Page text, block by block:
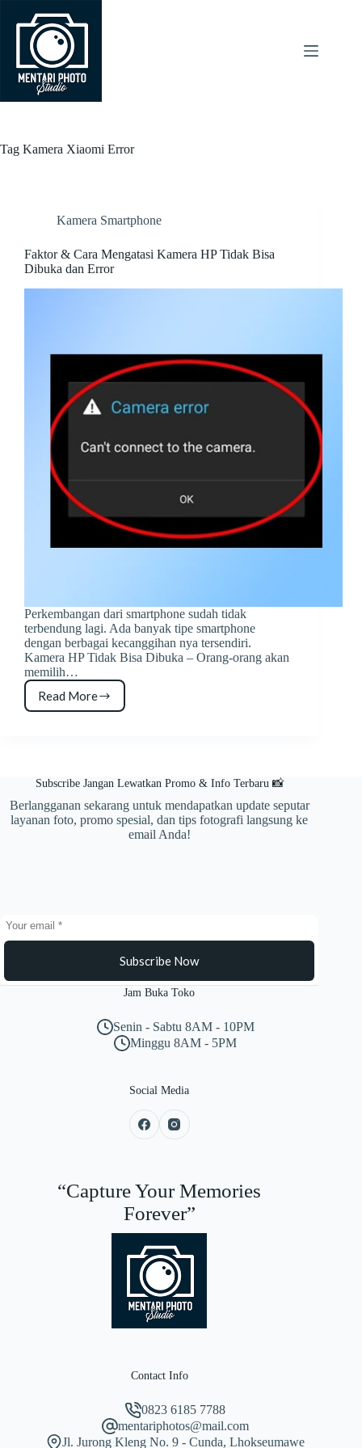
content
Tag Kamera Xiaomi Error
Kamera Smartphone
Faktor & Cara Mengatasi Kamera HP Tidak Bisa
Dibuka dan Error
Perkembangan dari smartphone sudah tidak
terbendung lagi. Ada banyak tipe smartphone
dengan berbagai kecanggihan nya tersendiri.
Kamera HP Tidak Bisa Dibuka – Orang-orang akan
memilih…
Read More
Faktor
&
Tidak
Bisa
Dibuka
Subscribe Jangan Lewatkan Promo & Info Terbaru 📸
Berlangganan sekarang untuk mendapatkan update seputar
layanan foto, promo spesial, dan tips fotografi langsung ke
email Anda!
Subscribe Now
Jam Buka Toko
Senin - Sabtu 8AM - 10PM
Minggu 8AM - 5PM
Social Media
“Capture Your Memories
Forever”
Contact Info
0823 6185 7788
mentariphotos@mail.com
Jl. Jurong Kleng No. 9 - Cunda, Lhokseumawe